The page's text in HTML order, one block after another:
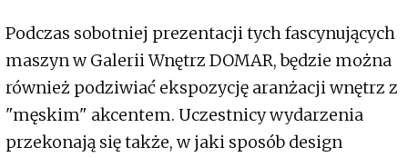
Podczas sobotniej prezentacji tych fascynujących
maszyn w Galerii Wnętrz DOMAR, będzie można
również podziwiać ekspozycję aranżacji wnętrz z
"męskim" akcentem. Uczestnicy wydarzenia
przekonają się także, w jaki sposób design